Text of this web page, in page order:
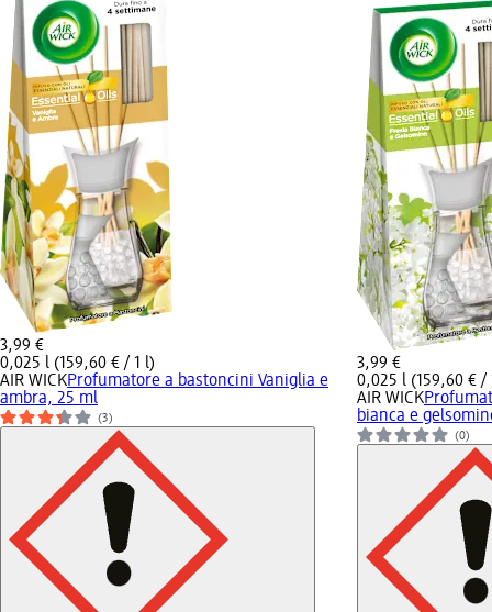
3,99 €
0,025 l (159,60 € / 1 l)
AIR WICKProfumatore a bastoncini Vaniglia e
ambra, 25 ml
(3)
3,99 €
0,025 l (159,60 € /
AIR WICK
bianca e
(0)